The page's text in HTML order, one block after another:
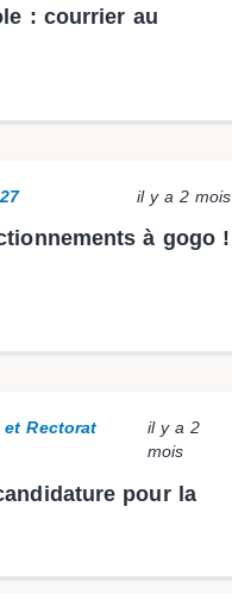
: courrier au
il y a 2 mois
à gogo !
et Rectorat
il y a 2
mois
pour la